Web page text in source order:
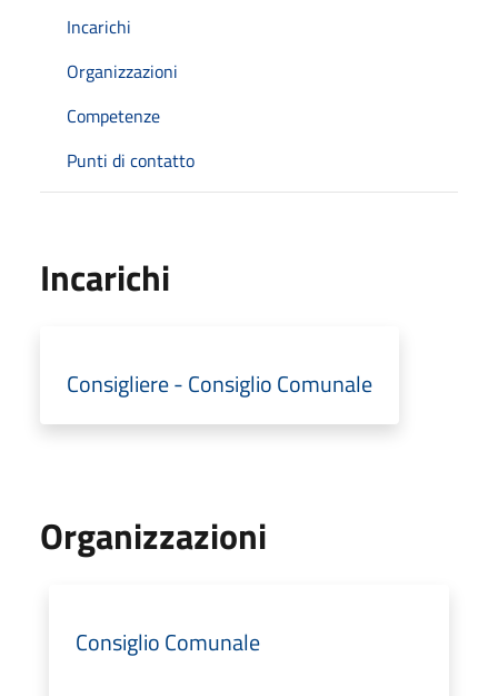
Incarichi
Organizzazioni
Competenze
Punti di contatto
Incarichi
Consigliere - Consiglio Comunale
Organizzazioni
Consiglio Comunale